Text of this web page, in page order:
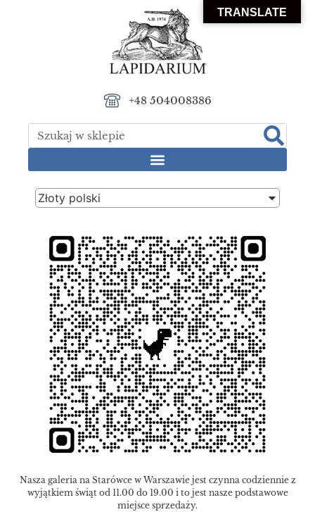
+48 504008386
Złoty polski
Nasza galeria na Starówce w Warszawie jest czynna codziennie z
wyjątkiem świąt od 11.00 do 19.00 i to jest nasze podstawowe
miejsce sprzedaży.
TRANSLATE